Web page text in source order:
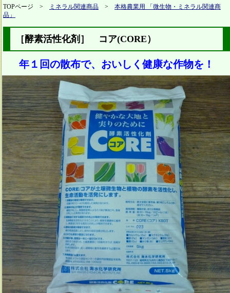
TOPページ > ミネラル関連商品 > 本格農業用 「微生物・ミネラル関連商
品」
［酵素活性化剤］ コア(CORE）
年１回の散布で、おいしく健康な作物を！